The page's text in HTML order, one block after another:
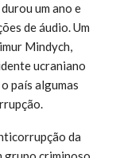
um ano e
de áudio. Um
Mindych,
ucraniano
país algumas
da